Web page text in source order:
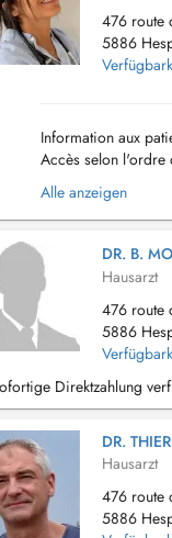
476 route
5886
Information aux
Accès selon l'ordre
rendez-vous -M...
Alle anzeigen
DR. B.
Hausarzt
476 route
5886
Direktzahlung
DR.
Hausarzt
476 route
5886